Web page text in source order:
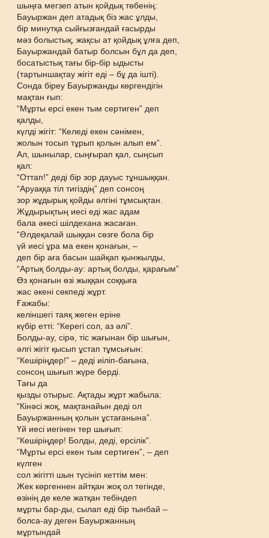
шыңға мегзеп атын қойдық төбенің:
Бауыржан деп атадық біз жас ұлды,
бір минутқа сыйғызғандай ғасырды
мәз болыстық, жақсы ат қойдық ұлға деп,
Бауыржандай батыр болсын бұл да деп,
босатыстық тағы бір-бір ыдысты
(тартыншақтау жігіт еді – бұ да ішті).
Сонда біреу Бауыржанды көргендігін
мақтан ғып:
“Мұрты ерсі екен тым сертиген” деп
қалды,
күлді жігіт: “Келеді екен сәнімен,
жолын тосып тұрып қолын алып ем”.
Ал, шынылар, сыңғырап қал, сыңсып
қал:
“Оттап!” деді бір зор дауыс тұншыққан.
“Аруаққа тіл тигіздің” деп сонсоң
зор жұдырық қойды әлгіні тұмсықтан.
Жұдырықтың иесі еді жас адам
бала әкесі шілдехана жасаған.
“Әлдеқалай шыққан сөзге бола бір
үй иесі ұра ма екен қонағын, –
деп бір аға басын шайқап қынжылды,
“Артық болды-ау: артық болды, қарағым”
Өз қонағын өзі жыққан соққыға
жас әкені сөкпеді жұрт.
Ғажабы:
келіншегі таяқ жеген еріне
күбір етті: “Керегі сол, аз әлі”.
Болды-ау, сірә, тіс жағынан бір шығын,
әлгі жігіт қысып ұстап тұмсығын:
“Кешіріңдер!” – деді иіліп-бағына,
сонсоң шығып жүре берді.
Тағы да
қызды отырыс. Ақтады жұрт жабыла:
“Кінәсі жоқ, мақтанайын деді ол
Бауыржанның қолын ұстағанына”.
Үй иесі иегінен тер шығып:
“Кешіріңдер! Болды, деді, ерсілік”.
“Мұрты ерсі екен тым сертиген”, – деп
күлген
сол жігітті шын түсініп кеттім мен:
Жек көргеннен айтқан жоқ ол тегінде,
өзінің де келе жатқан тебіндеп
мұрты бар-ды, сылап еді бір тынбай –
болса-ау деген Бауыржанның
мұртындай